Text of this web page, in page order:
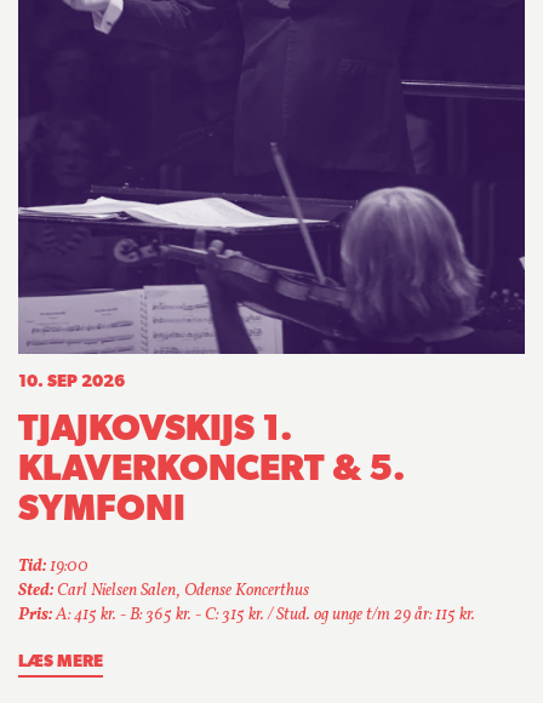
10. SEP 2026
TJAJKOVSKIJS 1.
KLAVERKONCERT & 5.
SYMFONI
Tid:19:00
Sted:Carl Nielsen Salen, Odense Koncerthus
Pris:A: 415 kr. - B: 365 kr. - C: 315 kr. / Stud. og unge t/m 29 år: 115 kr.
LÆS MERE